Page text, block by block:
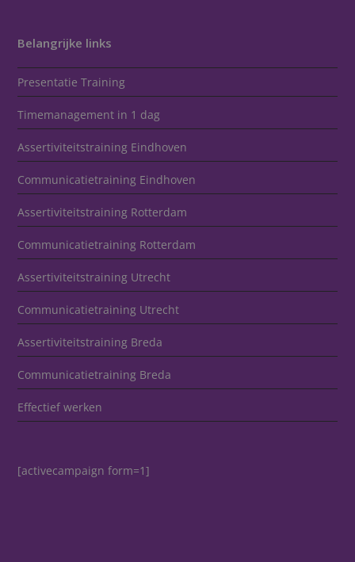
Belangrijke links
Presentatie Training
Timemanagement in 1 dag
Assertiviteitstraining Eindhoven
Communicatietraining Eindhoven
Assertiviteitstraining Rotterdam
Communicatietraining Rotterdam
Assertiviteitstraining Utrecht
Communicatietraining Utrecht
Assertiviteitstraining Breda
Communicatietraining Breda
Effectief werken
[activecampaign form=1]